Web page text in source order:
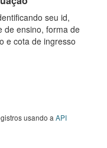
seu id,
de ensino, forma de
e cota de ingresso
usando a API